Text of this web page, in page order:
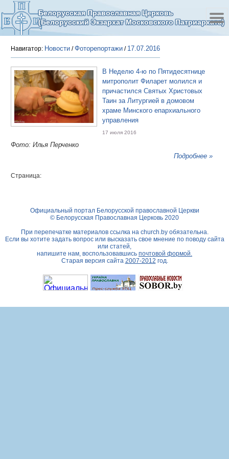
Белорусская Православная Церковь
(Белорусский Экзархат Московского Патриархата)
Навигатор: Новости /Фоторепортажи / 17.07.2016
В Неделю 4-ю по Пятидесятнице
митрополит Филарет молился и
причастился Святых Христовых
Таин за Литургией в домовом
храме Минского епархиального
управления
17 июля 2016
Фото: Илья Перченко
Подробнее »
Страница:
Официальный портал Белорусской православной Церкви
© Белорусская Православная Церковь 2020
При перепечатке материалов ссылка на church.byобязательна.
Если вы хотите задать вопрос или высказать свое мнение по поводу сайта
или статей,
напишите нам, воспользовавшись почтовой формой.
Старая версия сайта 2007-2012 год.